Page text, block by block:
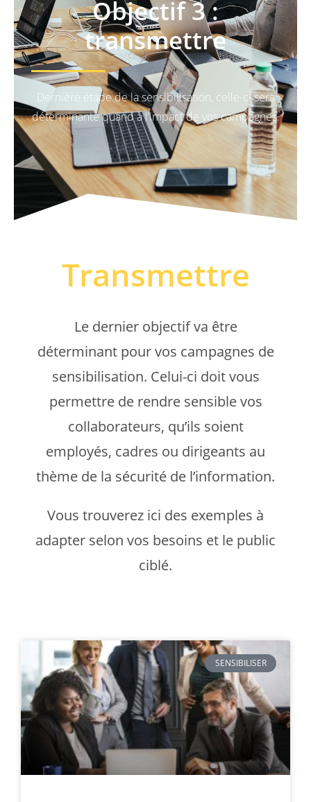
Objectif 3 :
transmettre
Dernière étape de la sensibilisation, celle-ci sera
déterminante quand à l’impact de vos campagnes.
Transmettre
Le dernier objectif va être
déterminant pour vos campagnes de
sensibilisation. Celui-ci doit vous
permettre de rendre sensible vos
collaborateurs, qu’ils soient
employés, cadres ou dirigeants au
thème de la sécurité de l’information.
Vous trouverez ici des exemples à
adapter selon vos besoins et le public
ciblé.
SENSIBILISER